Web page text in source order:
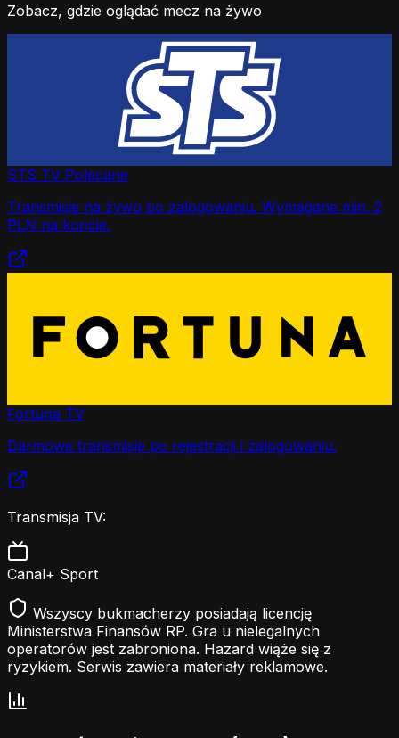
Zobacz, gdzie oglądać mecz na żywo
STS TV Polecane
Transmisje na żywo po zalogowaniu. Wymagane min. 2
PLN na koncie.
Fortuna TV
Darmowe transmisje po rejestracji i zalogowaniu.
Transmisja TV:
Canal+ Sport
Wszyscy bukmacherzy posiadają licencję
Ministerstwa Finansów RP. Gra u nielegalnych
operatorów jest zabroniona. Hazard wiąże się z
ryzykiem. Serwis zawiera materiały reklamowe.